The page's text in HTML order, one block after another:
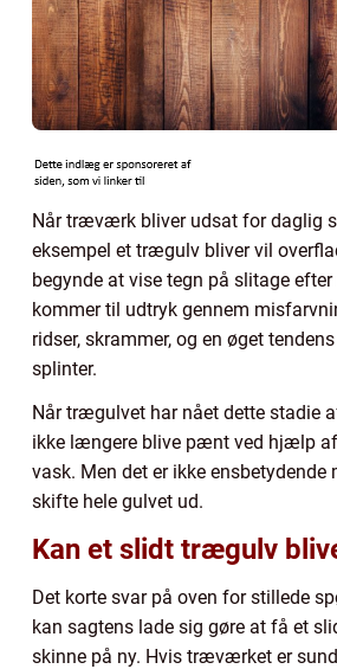
Når træværk bliver udsat for daglig
eksempel et trægulv bliver vil
begynde at vise tegn på slitage efter
kommer til udtryk gennem
ridser, skrammer, og en øget
splinter.
Når trægulvet har nået dette stadie
ikke længere blive pænt ved hjælp
vask. Men det er ikke ensbetydende
skifte hele gulvet ud.
Kan et slidt trægulv
Det korte svar på oven for stillede
kan sagtens lade sig gøre at få et
skinne på ny. Hvis træværket er